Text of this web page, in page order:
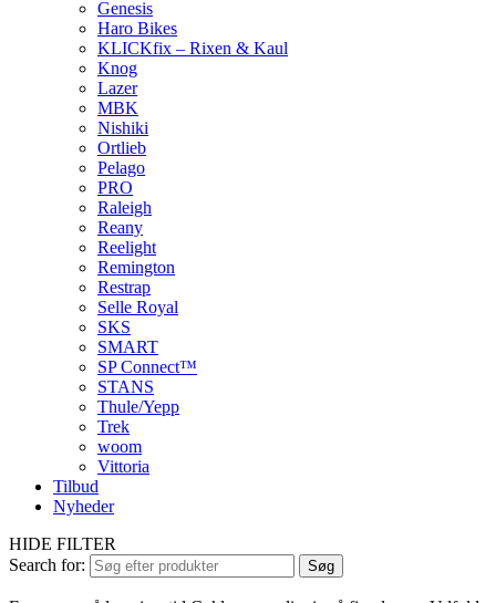
Genesis
Haro Bikes
KLICKfix – Rixen & Kaul
Knog
Lazer
MBK
Nishiki
Ortlieb
Pelago
PRO
Raleigh
Reany
Reelight
Remington
Restrap
Selle Royal
SKS
SMART
SP Connect™
STANS
Thule/Yepp
Trek
woom
Vittoria
Tilbud
Nyheder
HIDE FILTER
Search for:
Søg